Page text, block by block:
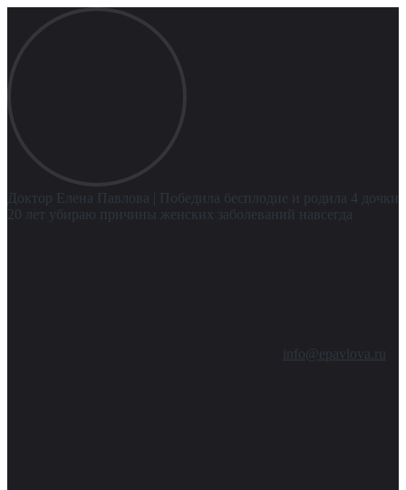
Доктор Елена Павлова
| Победила бесплодие и родила 4 дочки
20 лет убираю причины женских заболеваний навсегда
info@epavlova.ru